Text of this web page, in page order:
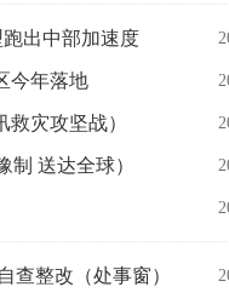
出中部加速度
今年落地
灾攻坚战）
制 送达全球）
查整改（处事窗）